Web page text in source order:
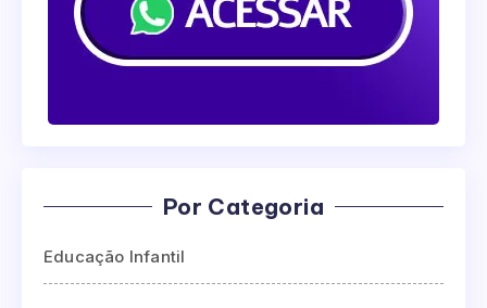
Por Categoria
Educação Infantil